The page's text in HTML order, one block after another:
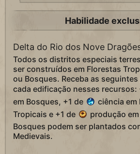
Habilidade
Delta do Rio dos Nove
Todos os distritos especiais
ser construídos em Florestas
ou Bosques. Receba as
cada edificação nesses recursos:
em Bosques, +1 de
ciência em
Tropicais e +1 de
produção
Bosques podem ser plantados
Medievais.